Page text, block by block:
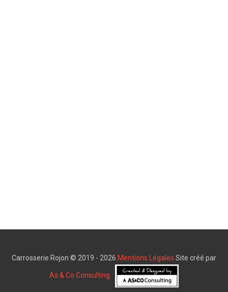
Carrosserie Rojon © 2019 - 2026 Mentions Légales Site créé par
As & Co Consulting